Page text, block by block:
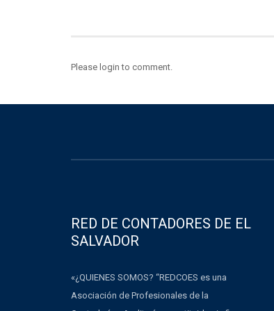
Please login to comment.
RED DE CONTADORES DE EL
SALVADOR
«¿QUIENES SOMOS? “REDCOES es una
Asociación de Profesionales de la